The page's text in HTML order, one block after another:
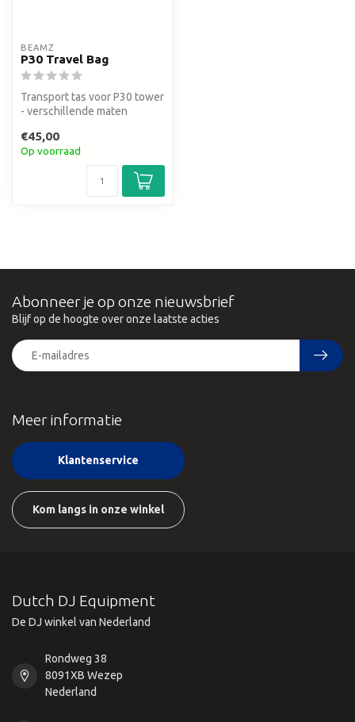
BEAMZ
P30 Travel Bag
Transport tas voor P30 tower
- verschillende maten
€45,00
Op voorraad
Meer informatie
Klantenservice
Kom langs in onze winkel
Abonneer je op onze nieuwsbrief
Blijf op de hoogte over onze laatste acties
Dutch DJ Equipment
De DJ winkel van Nederland
Rondweg 38
8091XB Wezep
Nederland